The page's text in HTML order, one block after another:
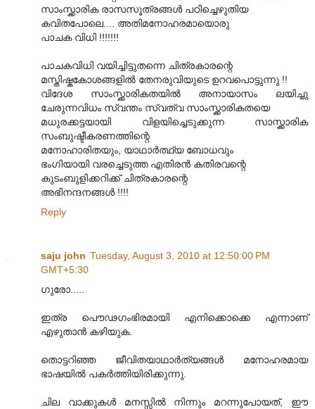
സാംസ്ക്കാരിക രാസസൂത്രങ്ങള്‍ പഠിച്ചെഴുതിയ
കവിതപോലെ.... അതിമനോഹരമായൊരു
പാചക വിധി !!!!!!!
പാചകവിധി വയിച്ചിട്ടുതന്നെ ചിത്രകാരന്റെ
മസ്തിഷ്കകോശങ്ങളില്‍ തേനരുവിയുടെ ഉറവപൊട്ടുന്നു !!
വിദേശ സാംസ്ക്കാരികതയില്‍ അനായാസം ലയിച്ചു
ചേരുന്നവിധം സ്വന്തം സ്വത്വ സാംസ്ക്കാരികതയെ
മധുരക്കട്ടയായി വിളയിച്ചെടുക്കുന്ന സാസ്ക്കാരിക
സംബുഷ്ടീകരണത്തിന്റെ
മനോഹാരിതയും, യാഥാര്‍ത്ഥ്യ ബോധവും
ഭംഗിയായി വരച്ചെടുത്ത എതിരന്‍ കതിരവന്റെ
കുടംബുളിക്കറിക്ക് ചിത്രകാരന്റെ
അഭിനന്ദനങ്ങള്‍ !!!!
Reply
saju john Tuesday, August 3, 2010 at 12:50:00 PM
GMT+5:30
ഗുരോ.....
ഇത്ര പൌഢഗംഭിരമായി എനിക്കൊക്കെ എന്നാണ്
എഴുതാന്‍ കഴിയുക.
തൊട്ടറിഞ്ഞ ജീവിതയാഥാര്‍ത്യങ്ങള്‍ മനോഹരമായ
ഭാഷയില്‍ പകര്‍ത്തിയിരിക്കുന്നു.
ചില വാക്കുകള്‍ മനസ്സില്‍ നിന്നും മറന്നുപോയത്, ഈ